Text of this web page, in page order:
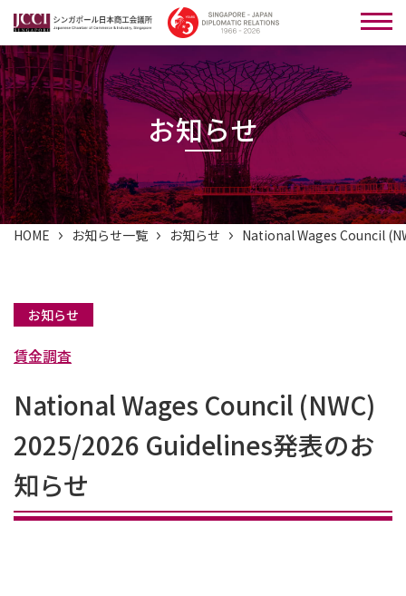
お知らせ
HOME お知らせ一覧 お知らせ National Wages Council
お知らせ
賃金調査
National Wages Council (NWC)
2025/2026 Guidelines発表のお
知らせ